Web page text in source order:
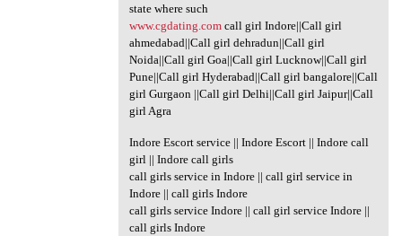
state where such
www.cgdating.comcall girl Indore||Call girl
ahmedabad||Call girl dehradun||Call girl
Noida||Call girl Goa||Call girl Lucknow||Call girl
Pune||Call girl Hyderabad||Call girl bangalore||Call
girl Gurgaon ||Call girl Delhi||Call girl Jaipur||Call
girl Agra
Indore Escort service || Indore Escort || Indore call
girl || Indore call girls
call girls service in Indore || call girl service in
Indore || call girls Indore
call girls service Indore || call girl service Indore ||
call girls Indore